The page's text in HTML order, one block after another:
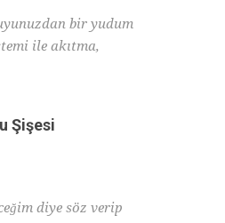
bir yudum
ile akıtma,
Şişesi
diye söz verip